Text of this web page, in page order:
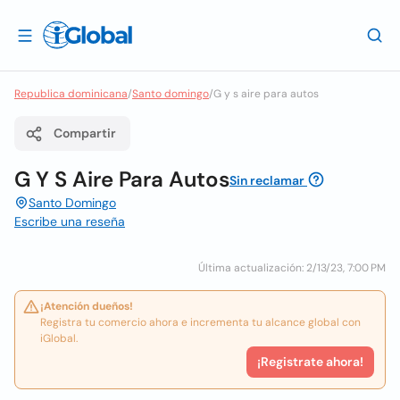
Republica dominicana/Santo domingo/G y s aire para autos
Compartir
G Y S Aire Para AutosSin reclamar
Santo Domingo
Escribe una reseña
Última actualización: 2/13/23, 7:00 PM
¡Atención dueños!
Registra tu comercio ahora e incrementa tu alcance global con
iGlobal.
¡Registrate ahora!